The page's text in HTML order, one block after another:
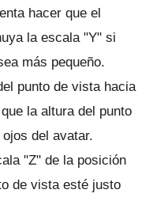
hacer que el
la escala "Y" si
más pequeño.
punto de vista hacia
que la altura del punto
del avatar.
"Z" de la posición
de vista esté justo